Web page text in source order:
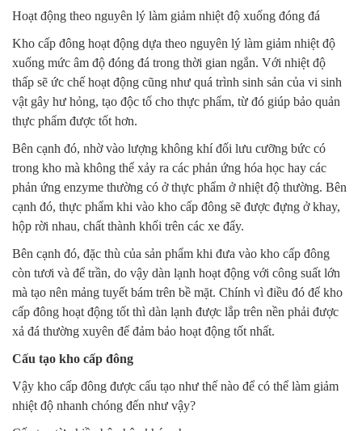
Hoạt động theo nguyên lý làm giảm nhiệt độ xuống đóng đá
Kho cấp đông hoạt động dựa theo nguyên lý làm giảm nhiệt độ
xuống mức âm độ đóng đá trong thời gian ngắn. Với nhiệt độ
thấp sẽ ức chế hoạt động cũng như quá trình sinh sản của vi sinh
vật gây hư hỏng, tạo độc tố cho thực phẩm, từ đó giúp bảo quản
thực phẩm được tốt hơn.
Bên cạnh đó, nhờ vào lượng không khí đối lưu cưỡng bức có
trong kho mà không thể xảy ra các phản ứng hóa học hay các
phản ứng enzyme thường có ở thực phẩm ở nhiệt độ thường. Bên
cạnh đó, thực phẩm khi vào kho cấp đông sẽ được đựng ở khay,
hộp rời nhau, chất thành khối trên các xe đẩy.
Bên cạnh đó, đặc thù của sản phẩm khi đưa vào kho cấp đông
còn tươi và để trần, do vậy dàn lạnh hoạt động với công suất lớn
mà tạo nên mảng tuyết bám trên bề mặt. Chính vì điều đó để kho
cấp đông hoạt động tốt thì dàn lạnh được lắp trên nền phải được
xả đá thường xuyên để đảm bảo hoạt động tốt nhất.
Cấu tạo kho cấp đông
Vậy kho cấp đông được cấu tạo như thế nào để có thể làm giảm
nhiệt độ nhanh chóng đến như vậy?